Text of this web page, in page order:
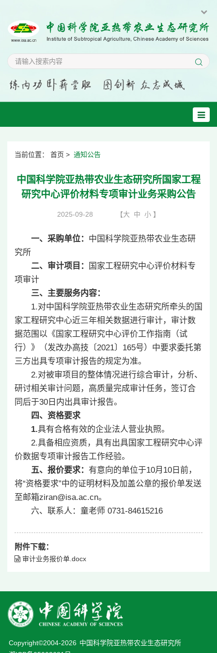
当前位置： 首页 > 通知公告
中国科学院亚热带农业生态研究所国家工程
研究中心评价材料专项审计业务采购公告
2025-09-28 【大 中 小 】
一、采购单位： 中国科学院亚热带农业生态研
究所
二、审计项目：
国家工程研究中心评价材料专
项审计
三、主要服务内容：
1.对中国科学院亚热带农业生态研究所牵头的国
家工程研究中心近三年相关数据进行审计，审计数
据范围以《国家工程研究中心评价工作指南（试
行）》（发改办高技〔2021〕165号）中要求委托第
三方出具专项审计报告的规定为准。
2.对被审项目的整体情况进行综合审计，分析、
研讨相关审计问题，高质量完成审计任务，签订合
同后于30日内出具审计报告。
四、资格要求
1.具有合格有效的企业法人营业执照。
2.具备相应资质，具有出具国家工程研究中心评
价数据专项审计报告工作经验。
五、报价要求： 有意向的单位于10月10日前，
将“资格要求”中的证明材料及加盖公章的报价单发送
至邮箱ziran@isa.ac.cn。
六、联系人：童老师 0731-84615216
附件下载：
审计业务报价单.docx
Copyright©2004-2026 中国科学院亚热带农业生态研究所